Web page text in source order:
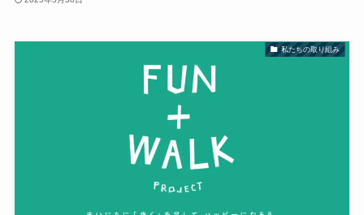
私たちの取り組み